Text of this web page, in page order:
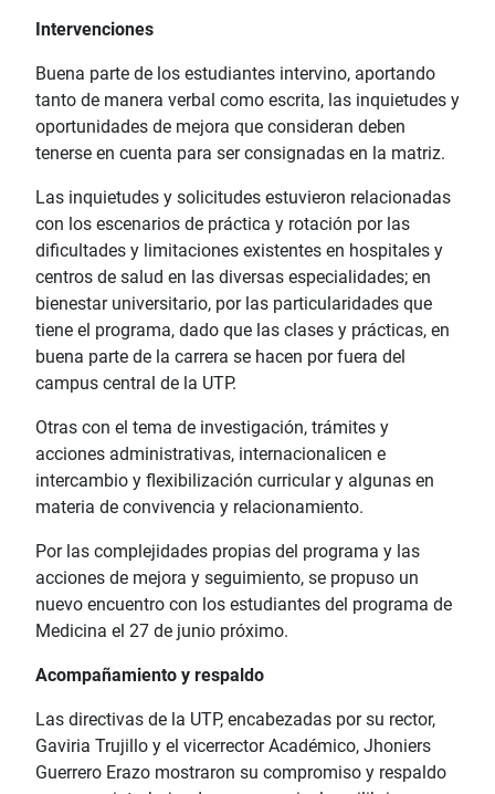
Intervenciones
Buena parte de los estudiantes intervino, aportando
tanto de manera verbal como escrita, las inquietudes y
oportunidades de mejora que consideran deben
tenerse en cuenta para ser consignadas en la matriz.
Las inquietudes y solicitudes estuvieron relacionadas
con los escenarios de práctica y rotación por las
dificultades y limitaciones existentes en hospitales y
centros de salud en las diversas especialidades; en
bienestar universitario, por las particularidades que
tiene el programa, dado que las clases y prácticas, en
buena parte de la carrera se hacen por fuera del
campus central de la UTP.
Otras con el tema de investigación, trámites y
acciones administrativas, internacionalicen e
intercambio y flexibilización curricular y algunas en
materia de convivencia y relacionamiento.
Por las complejidades propias del programa y las
acciones de mejora y seguimiento, se propuso un
nuevo encuentro con los estudiantes del programa de
Medicina el 27 de junio próximo.
Acompañamiento y respaldo
Las directivas de la UTP, encabezadas por su rector,
Gaviria Trujillo y el vicerrector Académico, Jhoniers
Guerrero Erazo mostraron su compromiso y respaldo